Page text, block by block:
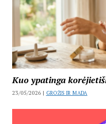
Kuo ypatinga
23/05/2026 | GROŽIS IR MADA